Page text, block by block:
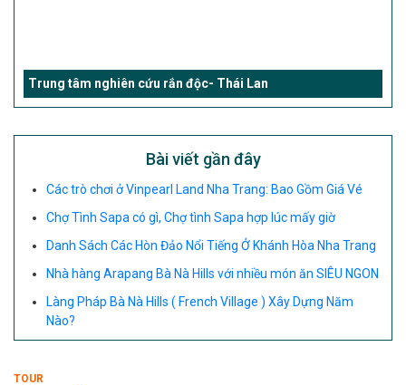
Trung tâm nghiên cứu rắn độc- Thái Lan
Bài viết gần đây
Các trò chơi ở Vinpearl Land Nha Trang: Bao Gồm Giá Vé
Chợ Tình Sapa có gì, Chợ tình Sapa hợp lúc mấy giờ
Danh Sách Các Hòn Đảo Nổi Tiếng Ở Khánh Hòa Nha Trang
Nhà hàng Arapang Bà Nà Hills với nhiều món ăn SIÊU NGON
Làng Pháp Bà Nà Hills ( French Village ) Xây Dựng Năm
Nào?